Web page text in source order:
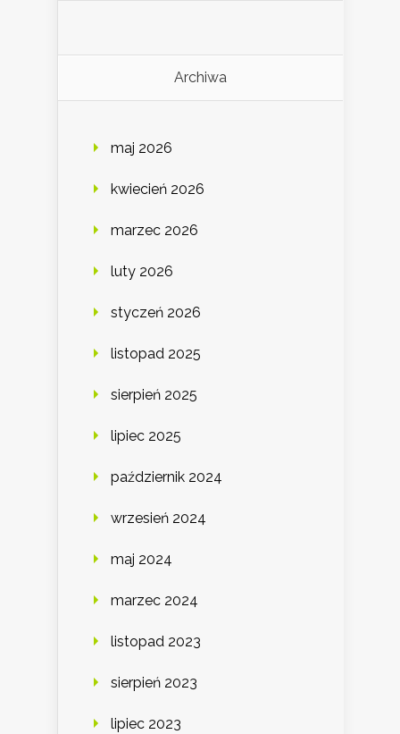
Archiwa
maj 2026
kwiecień 2026
marzec 2026
luty 2026
styczeń 2026
listopad 2025
sierpień 2025
lipiec 2025
październik 2024
wrzesień 2024
maj 2024
marzec 2024
listopad 2023
sierpień 2023
lipiec 2023